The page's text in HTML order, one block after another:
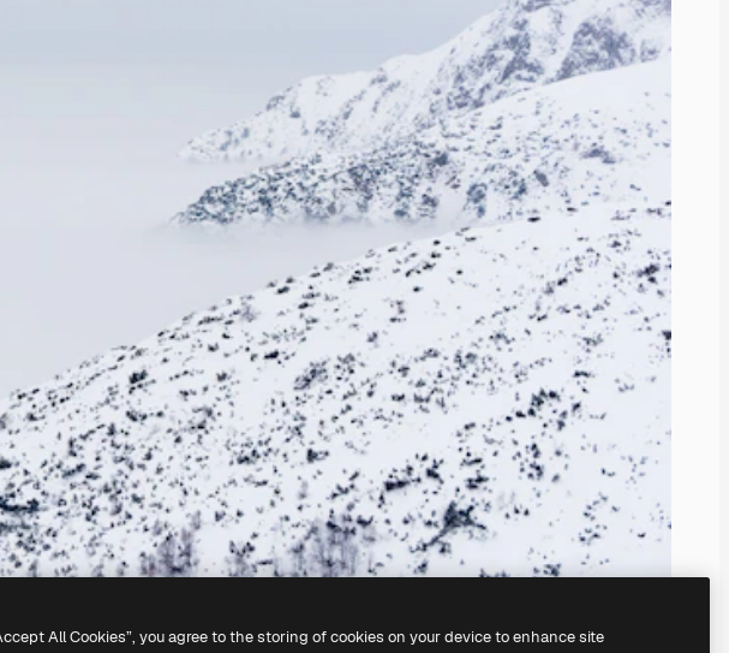
All Cookies”, you agree to the storing of cookies on your device to enhance site